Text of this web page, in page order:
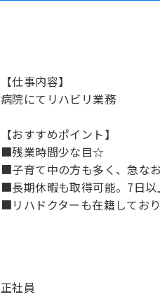
【仕事内容】
病院にてリハビリ業務
【おすすめポイント】
■残業時間少な目☆
■子育て中の方も多く、急な
■長期休暇も取得可能。7日
■リハドクターも在籍してお
正社員